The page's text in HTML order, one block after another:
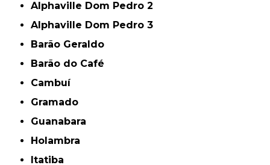
Alphaville Dom Pedro 2
Alphaville Dom Pedro 3
Barão Geraldo
Barão do Café
Cambuí
Gramado
Guanabara
Holambra
Itatiba